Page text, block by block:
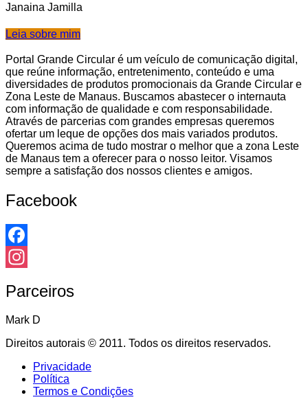
Janaina Jamilla
Leia sobre mim
Portal Grande Circular é um veículo de comunicação digital,
que reúne informação, entretenimento, conteúdo e uma
diversidades de produtos promocionais da Grande Circular e
Zona Leste de Manaus. Buscamos abastecer o internauta
com informação de qualidade e com responsabilidade.
Através de parcerias com grandes empresas queremos
ofertar um leque de opções dos mais variados produtos.
Queremos acima de tudo mostrar o melhor que a zona Leste
de Manaus tem a oferecer para o nosso leitor. Visamos
sempre a satisfação dos nossos clientes e amigos.
Facebook
Facebook
Parceiros
Mark D
Direitos autorais © 2011. Todos os direitos reservados.
Privacidade
Política
Termos e Condições